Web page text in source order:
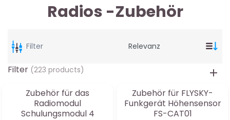
Radios -Zubehör
Filter
Zubehör für das
Radiomodul
Schulungsmodul 4
Zubehör für FLYSKY-
Funkgerät Höhensensor
FS-CAT01
Filter (223 products)